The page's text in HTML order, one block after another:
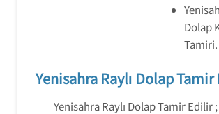
Dolap
Tamiri.
Yenisahra Raylı Dolap
Yenisahra Raylı Dolap Tamir Edilir